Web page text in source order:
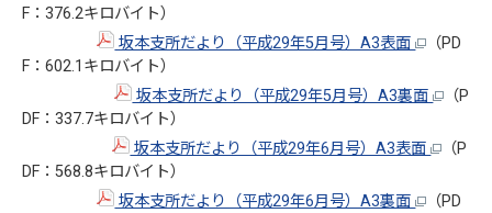
F：376.2キロバイト）
坂本支所だより（平成29年5月号）A3表面
（PD
F：602.1キロバイト）
坂本支所だより（平成29年5月号）A3裏面
（P
DF：337.7キロバイト）
坂本支所だより（平成29年6月号）A3表面
（P
DF：568.8キロバイト）
坂本支所だより（平成29年6月号）A3裏面
（PD